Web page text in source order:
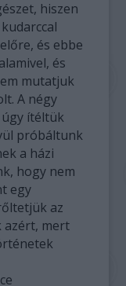
hiszen
és ebbe
és
mutatjuk
A négy
ítéltük
próbáltunk
a házi
hogy nem
egy
az
azért, mert